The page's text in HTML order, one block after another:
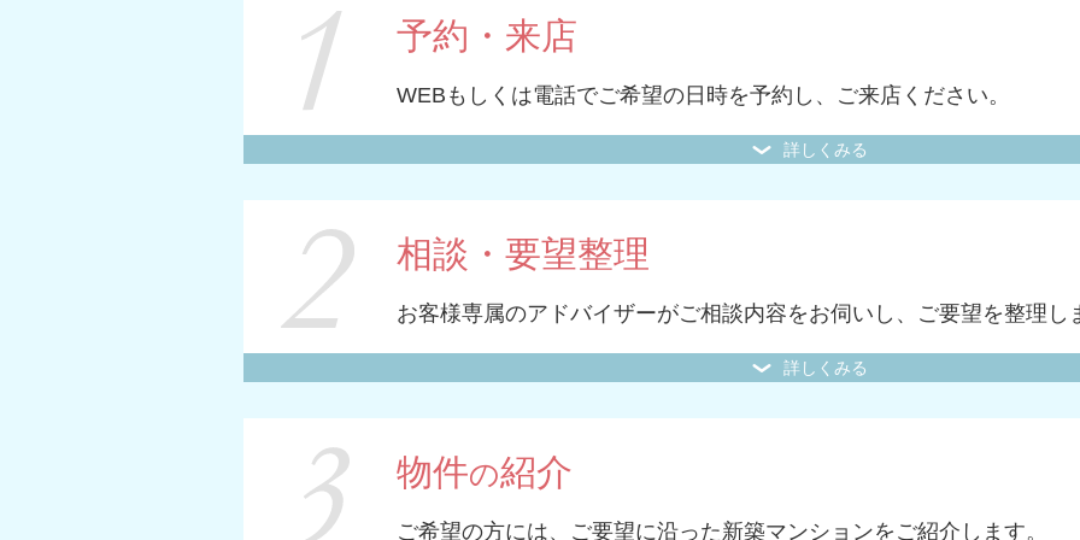
予約・来店
WEBもしくは電話でご希望の日時を予約し、ご来店ください。
詳しくみる
相談・要望整理
お客様専属のアドバイザーがご相談内容をお伺いし、ご要望を整理し
詳しくみる
物件の紹介
ご希望の方には、ご要望に沿った新築マンションをご紹介します。